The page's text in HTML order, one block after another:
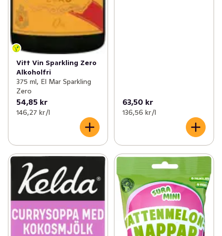
Vitt Vin Sparkling Zero
Alkoholfri
375 ml, El Mar Sparkling
Zero
54,85 kr
146,27 kr /l
63,50 kr
136,56 kr /l